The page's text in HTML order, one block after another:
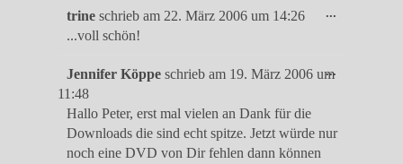
trineschrieb am 22. März 2006 um 14:26
...voll schön!
...Diese
Jennifer Köppeschrieb am 19. März 2006 um
11:48
Hallo Peter, erst mal vielen an Dank für die
Downloads die sind echt spitze. Jetzt würde nur
noch eine DVD von Dir fehlen dann können
...Diese